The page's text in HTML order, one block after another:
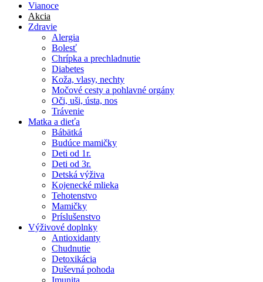
Vianoce
Akcia
Zdravie
Alergia
Bolesť
Chrípka a prechladnutie
Diabetes
Koža, vlasy, nechty
Močové cesty a pohlavné orgány
Oči, uši, ústa, nos
Trávenie
Matka a dieťa
Bábätká
Budúce mamičky
Deti od 1r.
Deti od 3r.
Detská výživa
Kojenecké mlieka
Tehotenstvo
Mamičky
Príslušenstvo
Výživové doplnky
Antioxidanty
Chudnutie
Detoxikácia
Duševná pohoda
Imunita